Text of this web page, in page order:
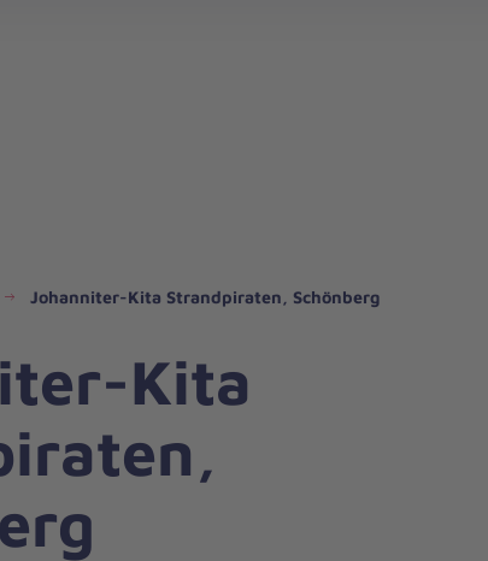
Johanniter-Kita Strandpiraten, Schönberg
Kita